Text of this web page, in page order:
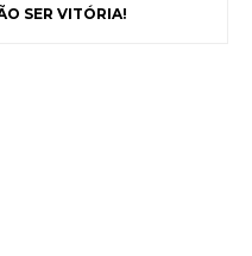
SER VITÓRIA!